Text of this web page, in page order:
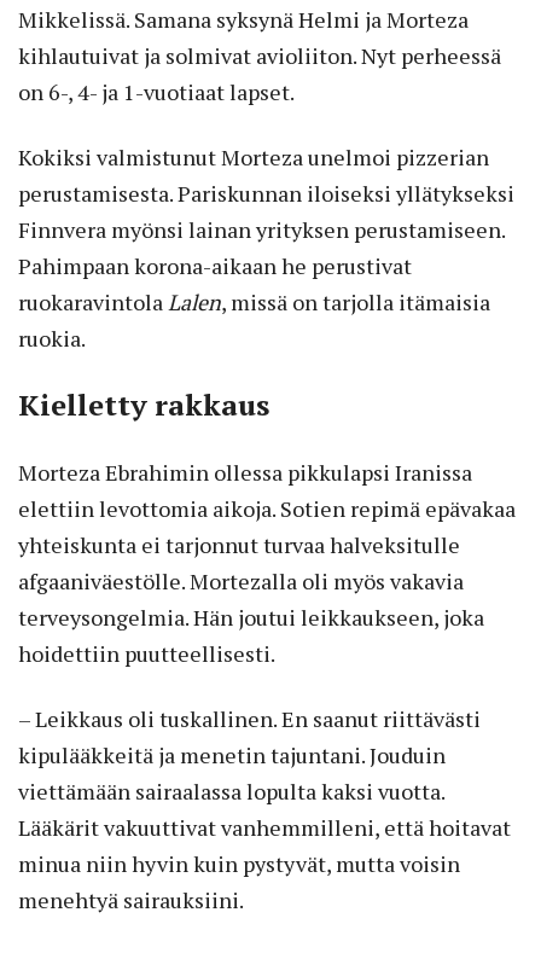
Mikkelissä. Samana syksynä Helmi ja Morteza
kihlautuivat ja solmivat avioliiton. Nyt perheessä
on 6-, 4- ja 1-vuotiaat lapset.
Kokiksi valmistunut Morteza unelmoi pizzerian
perustamisesta. Pariskunnan iloiseksi yllätykseksi
Finnvera myönsi lainan yrityksen perustamiseen.
Pahimpaan korona-aikaan he perustivat
ruokaravintolaLalen, missä on tarjolla itämaisia
ruokia.
Kielletty rakkaus
Morteza Ebrahimin ollessa pikkulapsi Iranissa
elettiin levottomia aikoja. Sotien repimä epävakaa
yhteiskunta ei tarjonnut turvaa halveksitulle
afgaaniväestölle. Mortezalla oli myös vakavia
terveysongelmia. Hän joutui leikkaukseen, joka
hoidettiin puutteellisesti.
– Leikkaus oli tuskallinen. En saanut riittävästi
kipulääkkeitä ja menetin tajuntani. Jouduin
viettämään sairaalassa lopulta kaksi vuotta.
Lääkärit vakuuttivat vanhemmilleni, että hoitavat
minua niin hyvin kuin pystyvät, mutta voisin
menehtyä sairauksiini.